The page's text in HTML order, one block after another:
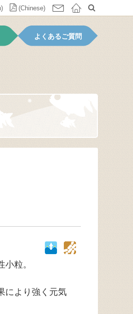
(Chinese)
よくあるご質問
粒。
により強く元気